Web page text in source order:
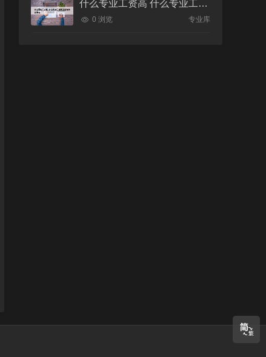
什么专业工资高 什么专业工资高且适合物化生女
0 浏览 专业库